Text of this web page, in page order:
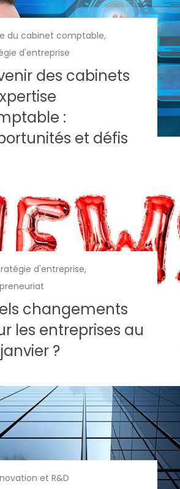
du cabinet comptable,
d'entreprise
des cabinets
:
et défis
d'entreprise,
changements
les entreprises au
?
et R&D